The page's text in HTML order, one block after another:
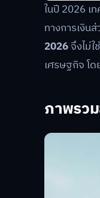
ในปี 2026 เ
ทางการเงิน
2026จึงไม่
เศรษฐกิจ โ
ภาพรว